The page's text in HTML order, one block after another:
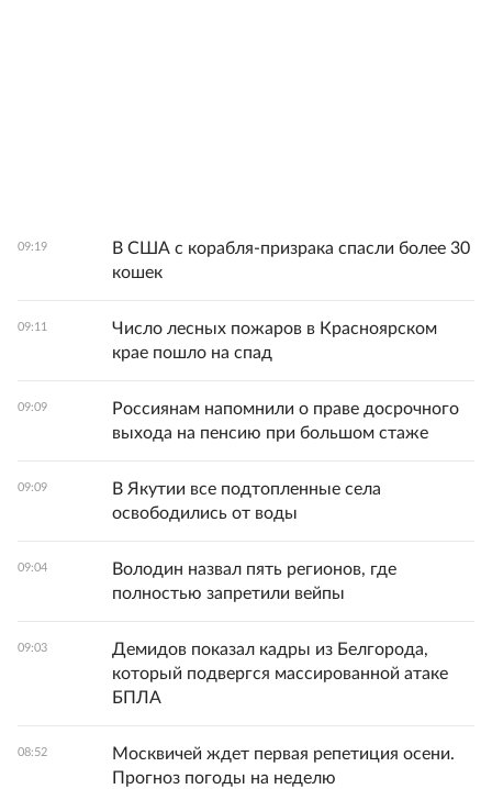
09:19
В США с корабля-призрака спасли более 30
кошек
09:11
Число лесных пожаров в Красноярском
крае пошло на спад
09:09
Россиянам напомнили о праве досрочного
выхода на пенсию при большом стаже
09:09
В Якутии все подтопленные села
освободились от воды
09:04
Володин назвал пять регионов, где
полностью запретили вейпы
09:03
Демидов показал кадры из Белгорода,
который подвергся массированной атаке
БПЛА
08:52
Москвичей ждет первая репетиция осени.
Прогноз погоды на неделю